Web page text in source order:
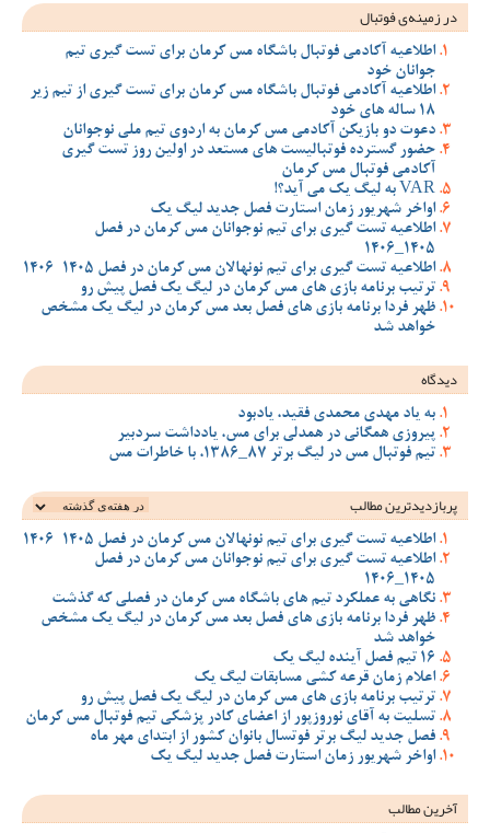
در زمینه‌ی فوتبال
اطلاعیه آکادمی فوتبال باشگاه مس کرمان برای تست گیری تیم
جوانان خود
اطلاعیه آکادمی فوتبال باشگاه مس کرمان برای تست گیری از تیم زیر
18 ساله های خود
دعوت دو بازیکن آکادمی مس کرمان به اردوی تیم ملی نوجوانان
حضور گسترده فوتبالیست های مستعد در اولین روز تست گیری
آکادمی فوتبال مس کرمان
VAR به لیگ یک می آید؟!
اواخر شهریور زمان استارت فصل جدید لیگ یک
اطلاعیه تست گیری برای تیم نوجوانان مس کرمان در فصل
1405_1406
اطلاعیه تست گیری برای تیم نونهالان مس کرمان در فصل 1405-1406
ترتیب برنامه بازی های مس کرمان در لیگ یک فصل پیش رو
ظهر فردا برنامه بازی های فصل بعد مس کرمان در لیگ یک مشخص
خواهد شد
دیدگاه
به یاد مهدی محمدی فقید، یادبود
پیروزی همگانی در همدلی برای مس، یادداشت سردبیر
تیم فوتبال مس در لیگ برتر 87_1386، با خاطرات مس
پربازدیدترین‌ مطالب
اطلاعیه تست گیری برای تیم نونهالان مس کرمان در فصل 1405-1406
اطلاعیه تست گیری برای تیم نوجوانان مس کرمان در فصل
1405_1406
نگاهی به عملکرد تیم های باشگاه مس کرمان در فصلی که گذشت
ظهر فردا برنامه بازی های فصل بعد مس کرمان در لیگ یک مشخص
خواهد شد
16 تیم فصل آینده لیگ یک
اعلام زمان قرعه کشی مسابقات لیگ یک
ترتیب برنامه بازی های مس کرمان در لیگ یک فصل پیش رو
تسلیت به آقای نوروزپور از اعضای کادر پزشکی تیم فوتبال مس کرمان
فصل جدید لیگ برتر فوتسال بانوان کشور از ابتدای مهر ماه
اواخر شهریور زمان استارت فصل جدید لیگ یک
آخرین مطالب